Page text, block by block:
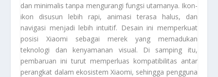
dan minimalis tanpa mengurangi fungsi utamanya. Ikon-
ikon disusun lebih rapi, animasi terasa halus, dan
navigasi menjadi lebih intuitif. Desain ini memperkuat
posisi Xiaomi sebagai merek yang memadukan
teknologi dan kenyamanan visual. Di samping itu,
pembaruan ini turut memperluas kompatibilitas antar
perangkat dalam ekosistem Xiaomi, sehingga pengguna